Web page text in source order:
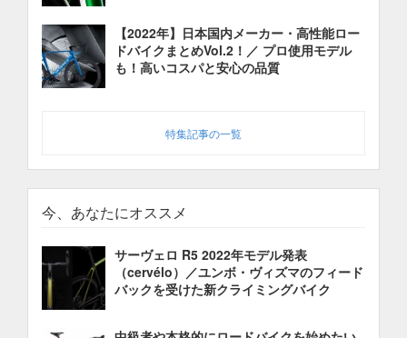
【2022年】日本国内メーカー・高性能ロー
ドバイクまとめVol.2！／ プロ使用モデル
も！高いコスパと安心の品質
特集記事の一覧
今、あなたにオススメ
サーヴェロ R5 2022年モデル発表
（cervélo）／ユンボ・ヴィズマのフィード
バックを受けた新クライミングバイク